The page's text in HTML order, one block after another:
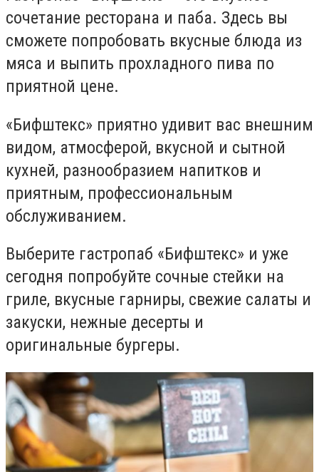
сочетание ресторана и паба. Здесь вы
сможете попробовать вкусные блюда из
мяса и выпить прохладного пива по
приятной цене.
«Бифштекс» приятно удивит вас внешним
видом, атмосферой, вкусной и сытной
кухней, разнообразием напитков и
приятным, профессиональным
обслуживанием.
Выберите гастропаб «Бифштекс» и уже
сегодня попробуйте сочные стейки на
гриле, вкусные гарниры, свежие салаты и
закуски, нежные десерты и
оригинальные бургеры.